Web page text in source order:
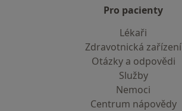
Pro pacienty
Lékaři
Zdravotnická zařízení
Otázky a odpovědi
Služby
Nemoci
Centrum nápovědy